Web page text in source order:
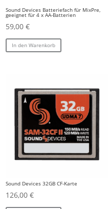
Sound Devices Batteriefach für MixPre,
geeignet für 4 x AA-Batterien
59,00€
In den Warenkorb
Sound Devices 32GB CF-Karte
126,00€